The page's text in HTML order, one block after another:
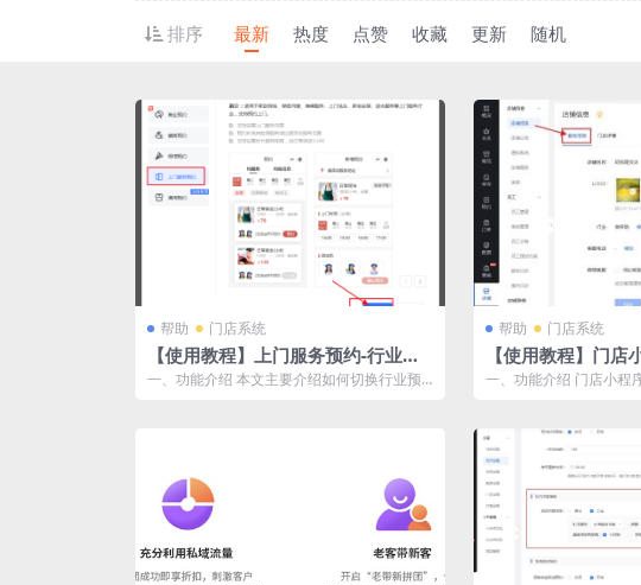
排序 最新 热度 点赞 收藏 更新 随机
帮助 门店系统
【使用教程】上门服务预约-行业预
约模板
一、功能介绍 本文主要介绍如何切换行业预
帮助 门店系统
【使用教程】门店
程序在线客服
一、功能介绍 门店小程